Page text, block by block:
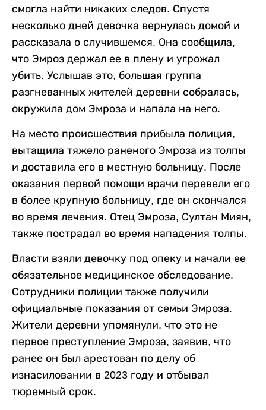
смогла найти никаких следов. Спустя
несколько дней девочка вернулась домой и
рассказала о случившемся. Она сообщила,
что Эмроз держал ее в плену и угрожал
убить. Услышав это, большая группа
разгневанных жителей деревни собралась,
окружила дом Эмроза и напала на него.
На место происшествия прибыла полиция,
вытащила тяжело раненого Эмроза из толпы
и доставила его в местную больницу. После
оказания первой помощи врачи перевели его
в более крупную больницу, где он скончался
во время лечения. Отец Эмроза, Султан Миян,
также пострадал во время нападения толпы.
Власти взяли девочку под опеку и начали ее
обязательное медицинское обследование.
Сотрудники полиции также получили
официальные показания от семьи Эмроза.
Жители деревни упомянули, что это не
первое преступление Эмроза, заявив, что
ранее он был арестован по делу об
изнасиловании в 2023 году и отбывал
тюремный срок.